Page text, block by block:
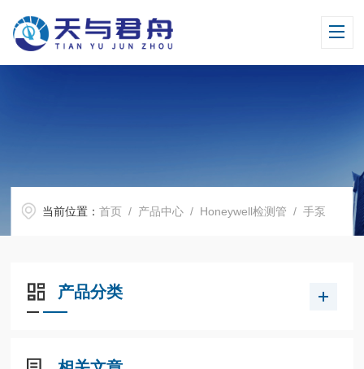
当前位置：首页 / 产品中心 / Honeywell检测管 /手泵
产品分类